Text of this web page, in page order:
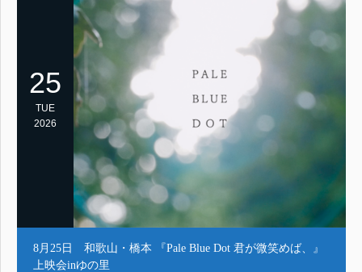
25
TUE
2026
8月25日 和歌山・橋本 『Pale Blue Dot 君が微笑めば、』
上映会inゆの里